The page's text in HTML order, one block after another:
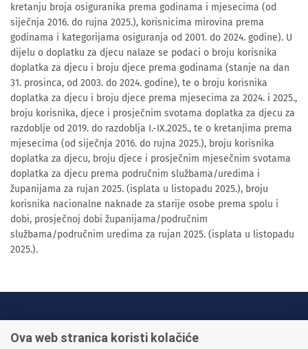
kretanju broja osiguranika prema godinama i mjesecima (od
siječnja 2016. do rujna 2025.), korisnicima mirovina prema
godinama i kategorijama osiguranja od 2001. do 2024. godine). U
dijelu o doplatku za djecu nalaze se podaci o broju korisnika
doplatka za djecu i broju djece prema godinama (stanje na dan
31. prosinca, od 2003. do 2024. godine), te o broju korisnika
doplatka za djecu i broju djece prema mjesecima za 2024. i 2025.,
broju korisnika, djece i prosječnim svotama doplatka za djecu za
razdoblje od 2019. do razdoblja I.-IX.2025., te o kretanjima prema
mjesecima (od siječnja 2016. do rujna 2025.), broju korisnika
doplatka za djecu, broju djece i prosječnim mjesečnim svotama
doplatka za djecu prema područnim službama/uredima i
županijama za rujan 2025. (isplata u listopadu 2025.), broju
korisnika nacionalne naknade za starije osobe prema spolu i
dobi, prosječnoj dobi županijama/područnim
službama/područnim uredima za rujan 2025. (isplata u listopadu
2025.).
+385 1 45 95 011
Ova web stranica koristi kolačiće